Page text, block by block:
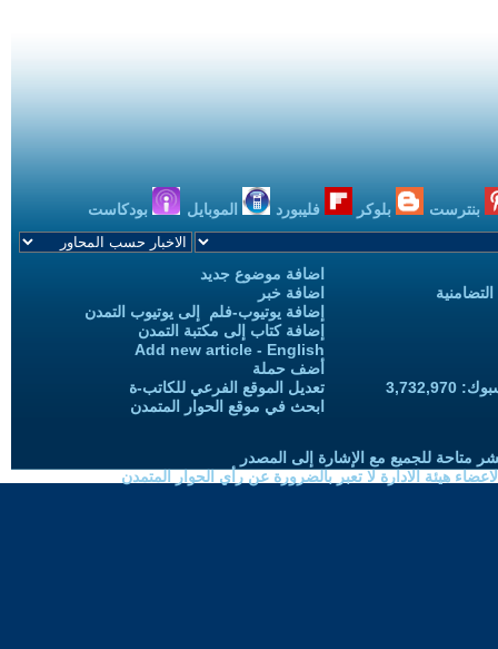
بنترست بلوكر فليبورد الموبايل بودكاست
اضافة موضوع جديد
اضافة خبر
إضافة يوتيوب-فلم إلى يوتيوب التمدن
إضافة كتاب إلى مكتبة التمدن
Add new article - English
أضف حملة
تعديل الموقع الفرعي للكاتب-ة
ابحث في موقع الحوار المتمدن
متاحة للجميع مع الإشارة إلى المصدر
هيئة الادارة لا تعبر بالضرورة عن رأي الحوار المتمدن